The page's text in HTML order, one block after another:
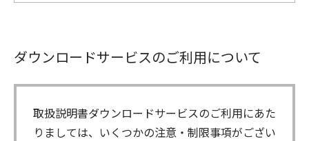
ダウンロードサービスのご利用について
取扱説明書ダウンロードサービスのご利用にあた
りましては、いくつかの注意・制限事項がござい